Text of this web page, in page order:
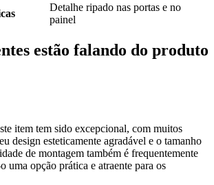
Detalhe ripado nas portas e no
painel
estão falando do produto
item tem sido excepcional, com muitos
design esteticamente agradável e o tamanho
de montagem também é frequentemente
uma opção prática e atraente para os